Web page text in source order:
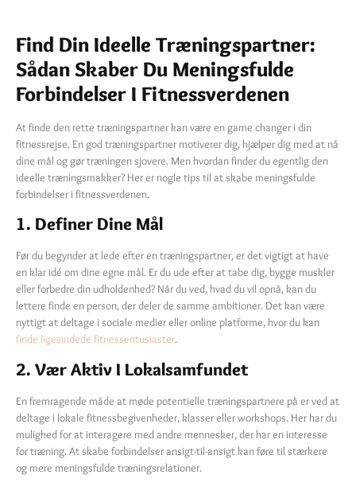
Find Din Ideelle Træningspartner:
Sådan Skaber Du Meningsfulde
Forbindelser I Fitnessverdenen
At finde den rette træningspartner kan være en game changer i din
fitnessrejse. En god træningspartner motiverer dig, hjælper dig med at nå
dine mål og gør træningen sjovere. Men hvordan finder du egentlig den
ideelle træningsmakker? Her er nogle tips til at skabe meningsfulde
forbindelser i fitnessverdenen.
1. Definer Dine Mål
Før du begynder at lede efter en træningspartner, er det vigtigt at have
en klar idé om dine egne mål. Er du ude efter at tabe dig, bygge muskler
eller forbedre din udholdenhed? Når du ved, hvad du vil opnå, kan du
lettere finde en person, der deler de samme ambitioner. Det kan være
nyttigt at deltage i sociale medier eller online platforme, hvor du kan
finde ligesindede fitnessentusiaster.
2. Vær Aktiv I Lokalsamfundet
En fremragende måde at møde potentielle træningspartnere på er ved at
deltage i lokale fitnessbegivenheder, klasser eller workshops. Her har du
mulighed for at interagere med andre mennesker, der har en interesse
for træning. At skabe forbindelser ansigt-til-ansigt kan føre til stærkere
og mere meningsfulde træningsrelationer.